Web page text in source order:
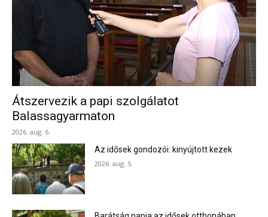
Átszervezik a papi szolgálatot
Balassagyarmaton
2026. aug. 6.
Az idősek gondozói: kinyújtott kezek
2026. aug. 5.